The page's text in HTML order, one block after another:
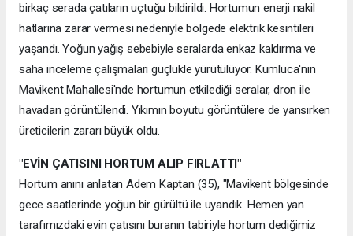
birkaç serada çatıların uçtuğu bildirildi. Hortumun enerji nakil
hatlarına zarar vermesi nedeniyle bölgede elektrik kesintileri
yaşandı. Yoğun yağış sebebiyle seralarda enkaz kaldırma ve
saha inceleme çalışmaları güçlükle yürütülüyor. Kumluca'nın
Mavikent Mahallesi'nde hortumun etkilediği seralar, dron ile
havadan görüntülendi. Yıkımın boyutu görüntülere de yansırken
üreticilerin zararı büyük oldu.
"EVİN ÇATISINI HORTUM ALIP FIRLATTI"
Hortum anını anlatan Adem Kaptan (35), "Mavikent bölgesinde
gece saatlerinde yoğun bir gürültü ile uyandık. Hemen yan
tarafımızdaki evin çatısını buranın tabiriyle hortum dediğimiz